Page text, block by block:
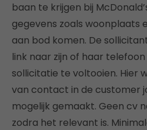
baan te krijgen bij
gegevens zoals woonplaats
aan bod komen. De
link naar zijn of haar
sollicitatie te voltooien. Hier
van contact in de customer
mogelijk gemaakt. Geen cv
zodra het relevant is.